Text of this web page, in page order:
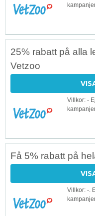
25% rabatt på alla
Vetzoo
Villkor: -
Få 5% rabatt på
Villkor: -.